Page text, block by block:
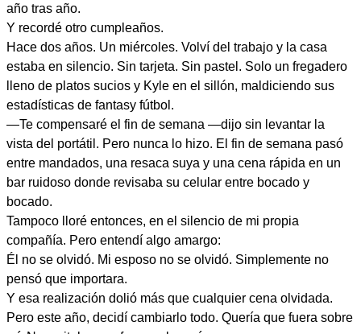
año tras año.
Y recordé otro cumpleaños.
Hace dos años. Un miércoles. Volví del trabajo y la casa
estaba en silencio. Sin tarjeta. Sin pastel. Solo un fregadero
lleno de platos sucios y Kyle en el sillón, maldiciendo sus
estadísticas de fantasy fútbol.
—Te compensaré el fin de semana —dijo sin levantar la
vista del portátil. Pero nunca lo hizo. El fin de semana pasó
entre mandados, una resaca suya y una cena rápida en un
bar ruidoso donde revisaba su celular entre bocado y
bocado.
Tampoco lloré entonces, en el silencio de mi propia
compañía. Pero entendí algo amargo:
Él no se olvidó. Mi esposo no se olvidó. Simplemente no
pensó que importara.
Y esa realización dolió más que cualquier cena olvidada.
Pero este año, decidí cambiarlo todo. Quería que fuera sobre